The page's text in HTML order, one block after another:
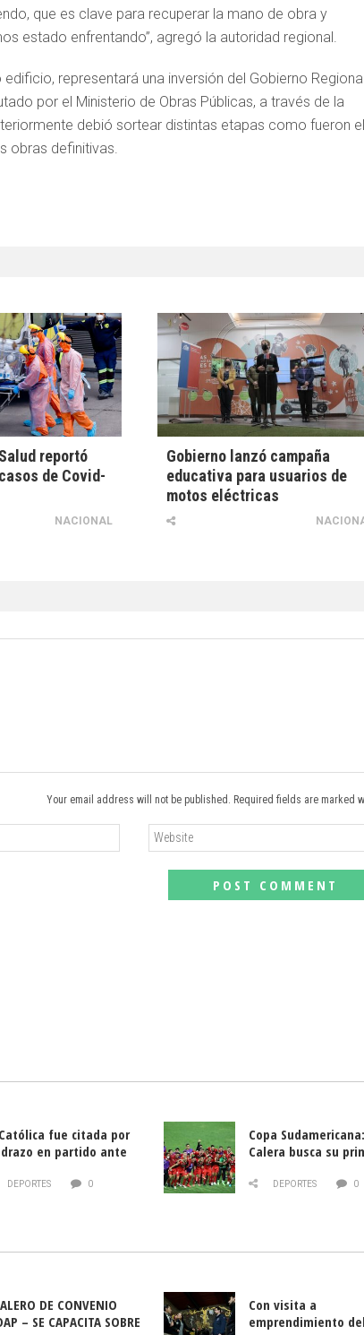
que es clave para recuperar la mano de obra y
estado enfrentando”, agregó la autoridad regional.
representará una inversión del Gobierno
por el Ministerio de Obras Públicas, a través de la
debió sortear distintas etapas como fueron el
obras definitivas.
reportó
de Covid-
NACIONAL
Gobierno lanzó campaña
educativa para usuarios de
motos eléctricas
Your email address will not be published. Required fields are marked
fue citada por
en partido ante
DEPORTES 0
Copa
Calera busca su
DEPORTES 0
DE CONVENIO
– SE CAPACITA SOBRE
Con visita a
emprendimiento